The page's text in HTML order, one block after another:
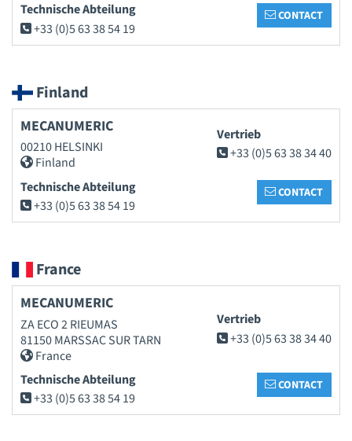
Technische Abteilung
+33 (0)5 63 38 54 19
CONTACT
Finland
MECANUMERIC
00210 HELSINKI
Finland
Vertrieb
+33 (0)5 63 38 34 40
Technische Abteilung
+33 (0)5 63 38 54 19
CONTACT
France
MECANUMERIC
ZA ECO 2 RIEUMAS
81150 MARSSAC SUR TARN
France
Vertrieb
+33 (0)5 63 38 34 40
Technische Abteilung
+33 (0)5 63 38 54 19
CONTACT